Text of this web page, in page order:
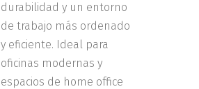
durabilidad y un entorno
de trabajo más ordenado
y eficiente. Ideal para
oficinas modernas y
espacios de home office